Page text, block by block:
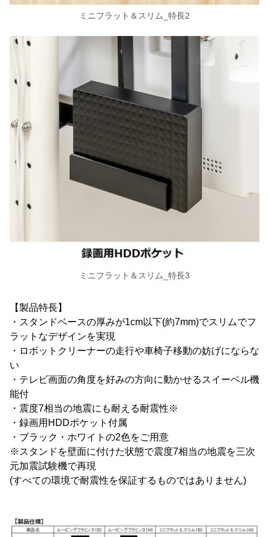
ミニフラット＆スリム_特長2
ミニフラット＆スリム_特長3
【製品特長】
・スタンドベースの厚みが1cm以下(約7mm)でスリムでフ
ラットなデザインを実現
・ロボットクリーナーの走行や車椅子移動の妨げにならな
い
・テレビ画面の角度を好みの方向に動かせるスイーベル機
能付
・震度7相当の地震にも耐える耐震性※
・録画用HDDポケット付属
・ブラック・ホワイトの2色をご用意
※スタンドを壁面に付けた状態で震度7相当の地震を三次
元加震試験機で再現
(すべての環境で耐震性を保証するものではありません)